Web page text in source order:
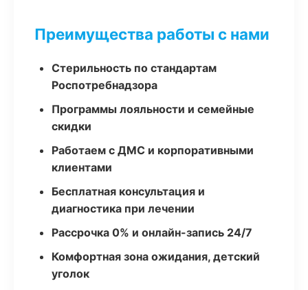
Преимущества работы с нами
Стерильность по стандартам
Роспотребнадзора
Программы лояльности и семейные
скидки
Работаем с ДМС и корпоративными
клиентами
Бесплатная консультация и
диагностика при лечении
Рассрочка 0% и онлайн-запись 24/7
Комфортная зона ожидания, детский
уголок